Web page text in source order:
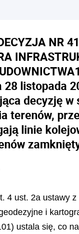
NR 41
28 listopada
decyzję w
terenów,
linie
4 ust. 2a ustawy
i
ustala się, co